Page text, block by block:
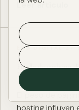
Leer artículo
ESG DIGITAL·27
Huella de carbono
ESG de una web
El peso de
hosting influyen